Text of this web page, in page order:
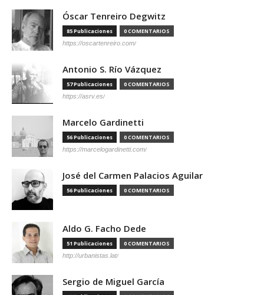
Óscar Tenreiro Degwitz
85 Publicaciones 0 COMENTARIOS
https://oscartenreiro.com/
Antonio S. Río Vázquez
57 Publicaciones 0 COMENTARIOS
https://asrv.es/
Marcelo Gardinetti
56 Publicaciones 0 COMENTARIOS
https://marcelogardinetti.com/
José del Carmen Palacios Aguilar
56 Publicaciones 0 COMENTARIOS
Aldo G. Facho Dede
51 Publicaciones 0 COMENTARIOS
http://urbanistas.lat/
Sergio de Miguel García